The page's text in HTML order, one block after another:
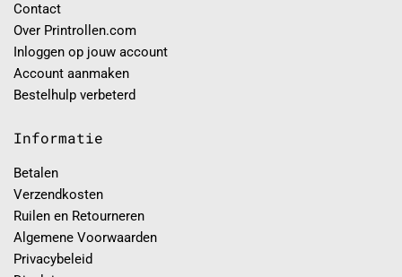
Contact
Over Printrollen.com
Inloggen op jouw account
Account aanmaken
Bestelhulp verbeterd
Informatie
Betalen
Verzendkosten
Ruilen en Retourneren
Algemene Voorwaarden
Privacybeleid